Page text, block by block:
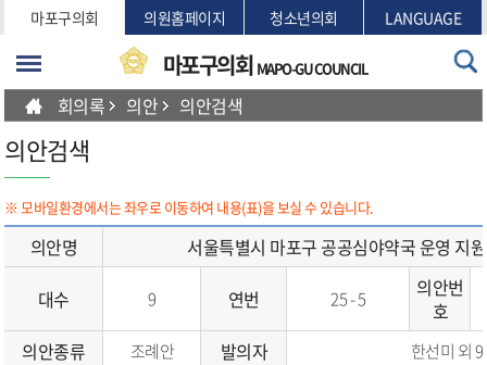
본문바로가기
마포구의회 의원홈페이지 청소년의회 LANGUAGE
마포구의회 MAPO-GU COUNCIL
회의록 의안 의안검색
의안검색
※ 모바일환경에서는 좌우로 이동하여 내용(표)을 보실 수 있습니다.
의안명
서울특별시 마포구 공공심야약국 운영 지
대수
9 연번 25 - 5
의안번
호
의안종류
조례안 발의자 한선미 외